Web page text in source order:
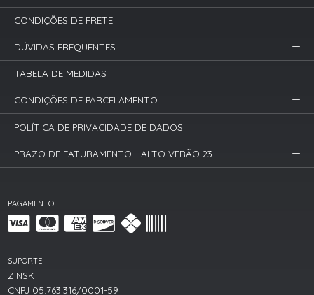
PAGAMENTO
SUPORTE
ZINSK
CNPJ 05.763.316/0001-59
CONDIÇÕES DE FRETE
DÚVIDAS FREQUENTES
TABELA DE MEDIDAS
CONDIÇÕES DE PARCELAMENTO
POLÍTICA DE PRIVACIDADE DE DADOS
PRAZO DE FATURAMENTO - ALTO VERÃO 23